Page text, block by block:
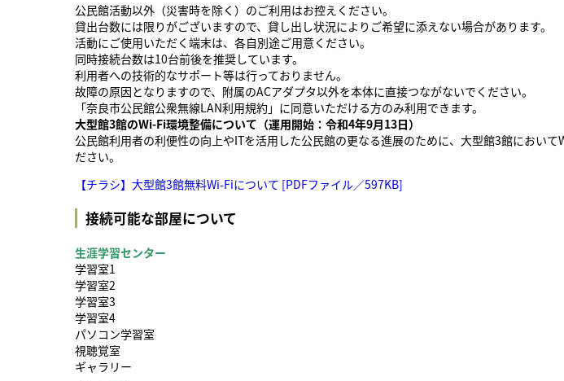
公民館活動以外（災害時を除く）のご利用はお控えください。
貸出台数には限りがございますので、貸し出し状況によりご希望に添えない場合があります。
活動にご使用いただく端末は、各自別途ご用意ください。
同時接続台数は10台前後を推奨しています。
利用者への技術的なサポート等は行っておりません。
故障の原因となりますので、附属のACアダプタ以外を本体に直接つながないでください。
「奈良市公民館公衆無線LAN利用規約」に同意いただける方のみ利用できます。
大型館3館のWi-Fi環境整備について（運用開始：令和4年9月13日）
公民館利用者の利便性の向上やITを活用した公民館の更なる進展のために、大型館3館におい
ださい。
【チラシ】大型館3館無料Wi-Fiについて [PDFファイル／597KB]
接続可能な部屋について
生涯学習センター
学習室1
学習室2
学習室3
学習室4
パソコン学習室
視聴覚室
ギャラリー